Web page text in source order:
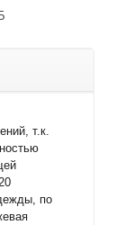
т.к.
по